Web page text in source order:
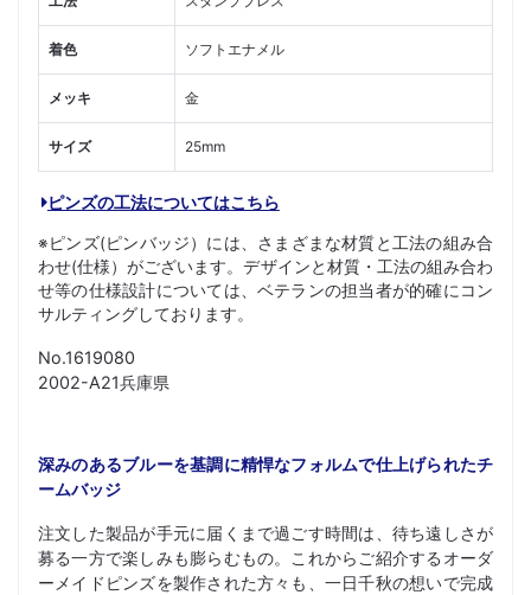
着色 ソフトエナメル
メッキ 金
サイズ 25mm
ピンズの工法についてはこちら
※ピンズ(ピンバッジ）には、さまざまな材質と工法の組み合
わせ(仕様）がございます。デザインと材質・工法の組み合わ
せ等の仕様設計については、ベテランの担当者が的確にコン
サルティングしております。
No.1619080
2002-A21兵庫県
深みのあるブルーを基調に精悍なフォルムで仕上げられたチ
ームバッジ
注文した製品が手元に届くまで過ごす時間は、待ち遠しさが
募る一方で楽しみも膨らむもの。これからご紹介するオーダ
ーメイドピンズを製作された方々も、一日千秋の想いで完成